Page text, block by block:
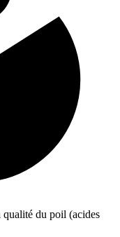
du poil (acides